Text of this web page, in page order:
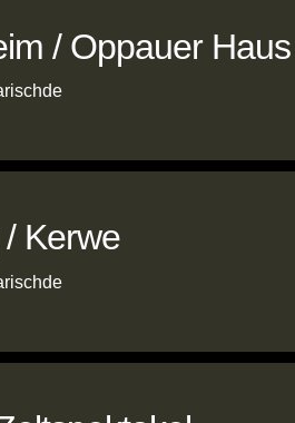
/ Oppauer Haus
Kerwe